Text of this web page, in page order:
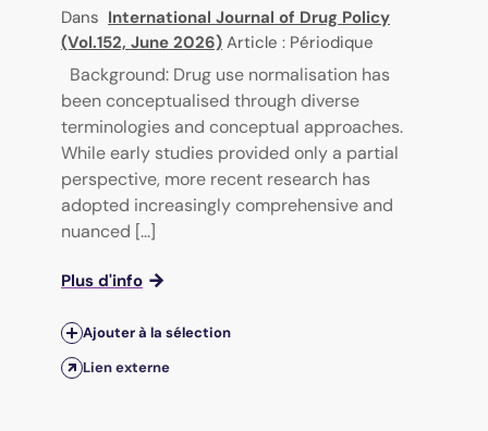
Dans International Journal of Drug Policy
(Vol.152, June 2026) Article : Périodique
Background: Drug use normalisation has
been conceptualised through diverse
terminologies and conceptual approaches.
While early studies provided only a partial
perspective, more recent research has
adopted increasingly comprehensive and
nuanced [...]
Plus d'info
Ajouter à la sélection
Lien externe